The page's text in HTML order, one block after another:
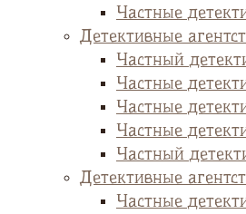
Частные
Детективные
Частный
Частные
Частные
Частные
Частный
Детективные
Частные